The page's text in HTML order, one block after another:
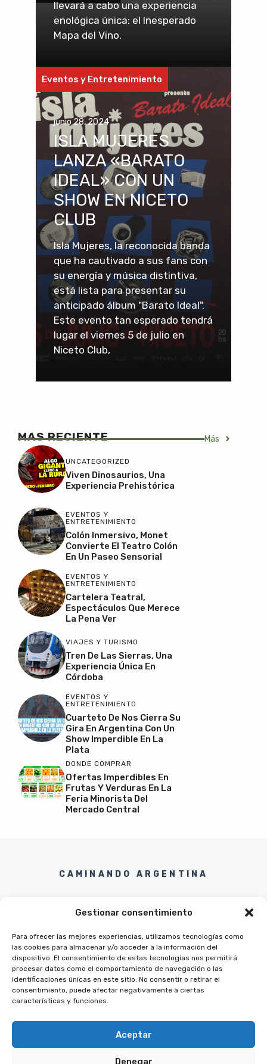
Gestionar consentimiento
Para ofrecer las mejores experiencias, utilizamos tecnologías como
las cookies para almacenar y/o acceder a la información del
dispositivo. El consentimiento de estas tecnologías nos permitirá
procesar datos como el comportamiento de navegación o las
identificaciones únicas en este sitio. No consentir o retirar el
consentimiento, puede afectar negativamente a ciertas
características y funciones.
Aceptar
Denegar
llevará a cabo una experiencia
enológica única: el Inesperado
Mapa del Vino.
Eventos y Entretenimiento
junio 28, 2024
ISLA MUJERES
LANZA «BARATO
IDEAL» CON UN
SHOW EN NICETO
CLUB
Isla Mujeres, la reconocida banda
que ha cautivado a sus fans con
su energía y música distintiva,
está lista para presentar su
anticipado álbum "Barato Ideal".
Este evento tan esperado tendrá
lugar el viernes 5 de julio en
Niceto Club,
MAS RECIENTE Más
UNCATEGORIZED
Viven Dinosaurios, Una
Experiencia Prehistórica
EVENTOS Y
ENTRETENIMIENTO
Colón Inmersivo, Monet
Convierte El Teatro Colón
En Un Paseo Sensorial
EVENTOS Y
ENTRETENIMIENTO
Cartelera Teatral,
Espectáculos Que Merece
La Pena Ver
VIAJES Y TURISMO
Tren De Las Sierras, Una
Experiencia Única En
Córdoba
EVENTOS Y
ENTRETENIMIENTO
Cuarteto De Nos Cierra Su
Gira En Argentina Con Un
Show Imperdible En La
Plata
DONDE COMPRAR
Ofertas Imperdibles En
Frutas Y Verduras En La
Feria Minorista Del
Mercado Central
CAMINANDO ARGENTINA
Twitter
Instagram
Pinterest
Facebook